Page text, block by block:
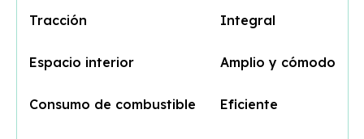
Tracción Integral
Espacio interior Amplio y cómodo
Consumo de combustible Eficiente